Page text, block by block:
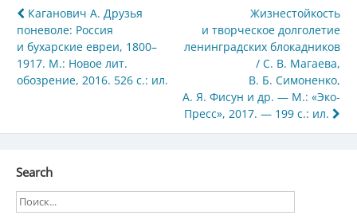
Навигация
по
записям
Каганович А. Друзья
поневоле: Россия
и бухарские евреи, 1800–
1917. М.: Новое лит.
обозрение, 2016. 526 с.: ил.
Жизнестойкость
и творческое долголетие
ленинградских блокадников
/ С. В. Магаева,
В. Б. Симоненко,
А. Я. Фисун и др. — М.: «Эко-
Пресс», 2017. — 199 с.: ил.
Search